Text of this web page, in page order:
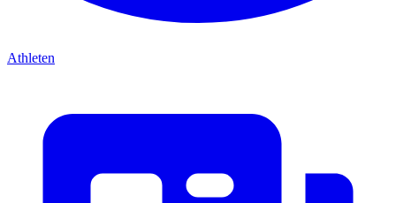
Athleten